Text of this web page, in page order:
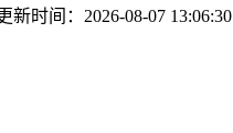
新时间：2026-08-07 13:06:30